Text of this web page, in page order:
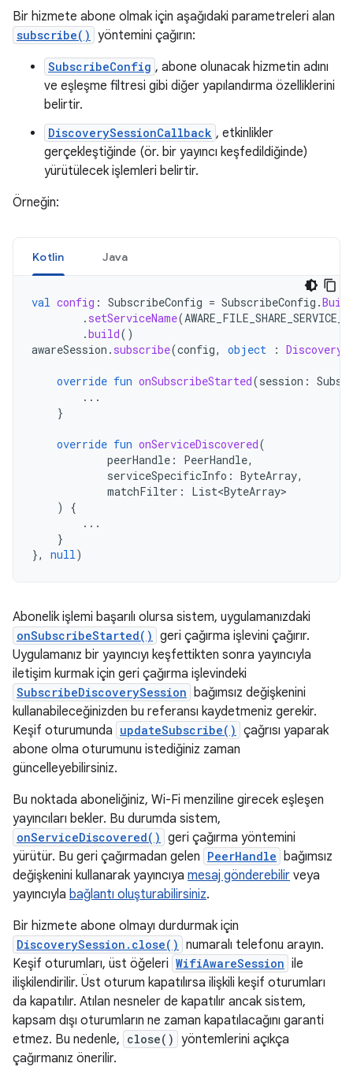
Bir hizmete abone olmak için aşağıdaki parametreleri alan
subscribe() yöntemini çağırın:
SubscribeConfig , abone olunacak hizmetin adını
ve eşleşme filtresi gibi diğer yapılandırma özelliklerini
belirtir.
DiscoverySessionCallback , etkinlikler
gerçekleştiğinde (ör. bir yayıncı keşfedildiğinde)
yürütülecek işlemleri belirtir.
Örneğin:
Kotlin Java
val config : SubscribeConfig = SubscribeConfig .
. setServiceName(
.build()
awareSession . subscribe(config, object :
override fun onSubscribeStarted(session :
...
}
override fun onServiceDiscovered(
peerHandle : PeerHandle,
serviceSpecificInfo : ByteArray,
matchFilter :
List<ByteArray>
)
{
...
}
},
null)
Abonelik işlemi başarılı olursa sistem, uygulamanızdaki
onSubscribeStarted() geri çağırma işlevini çağırır.
Uygulamanız bir yayıncıyı keşfettikten sonra yayıncıyla
iletişim kurmak için geri çağırma işlevindeki
SubscribeDiscoverySession bağımsız değişkenini
kullanabileceğinizden bu referansı kaydetmeniz gerekir.
Keşif oturumunda updateSubscribe() çağrısı yaparak
abone olma oturumunu istediğiniz zaman
güncelleyebilirsiniz.
Bu noktada aboneliğiniz, Wi-Fi menziline girecek eşleşen
yayıncıları bekler. Bu durumda sistem,
onServiceDiscovered() geri çağırma yöntemini
yürütür. Bu geri çağırmadan gelen PeerHandle bağımsız
değişkenini kullanarak yayıncıya mesaj gönderebilir veya
yayıncıyla bağlantı oluşturabilirsiniz.
Bir hizmete abone olmayı durdurmak için
DiscoverySession.close() numaralı telefonu arayın.
Keşif oturumları, üst öğeleri WifiAwareSession ile
ilişkilendirilir. Üst oturum kapatılırsa ilişkili keşif oturumları
da kapatılır. Atılan nesneler de kapatılır ancak sistem,
kapsam dışı oturumların ne zaman kapatılacağını garanti
etmez. Bu nedenle, close() yöntemlerini açıkça
çağırmanız önerilir.